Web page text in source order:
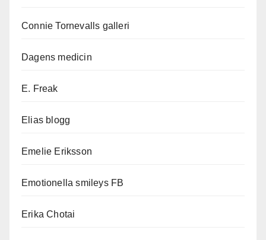
Connie Tornevalls galleri
Dagens medicin
E. Freak
Elias blogg
Emelie Eriksson
Emotionella smileys FB
Erika Chotai